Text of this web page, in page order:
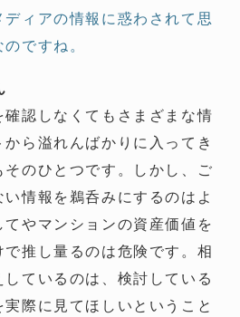
ディアの情報に惑わされて思
ですね。
確認しなくてもさまざまな情
ら溢れんばかりに入ってき
そのひとつです。しかし、ご
情報を鵜呑みにするのはよ
てやマンションの資産価値を
で推し量るのは危険です。相
ているのは、検討している
際に見てほしいということ